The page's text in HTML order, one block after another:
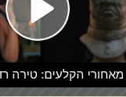
מאחורי הקלעים: טירה